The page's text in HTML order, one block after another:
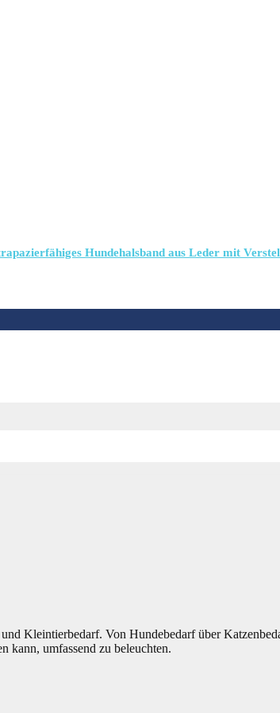
Hundehalsband aus Leder mit
Kleintierbedarf. Von Hundebedarf über
kann, umfassend zu beleuchten.